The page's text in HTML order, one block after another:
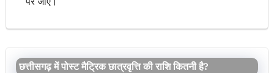
छत्तीसगढ़ में पोस्ट मैट्रिक छात्रवृत्ति की राशि कितनी है?